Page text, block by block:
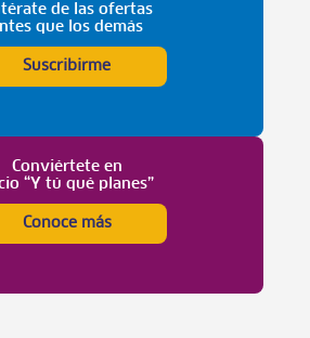
de las ofertas
que los demás
Suscribirme
Conviértete en
“Y tú qué planes”
Conoce más